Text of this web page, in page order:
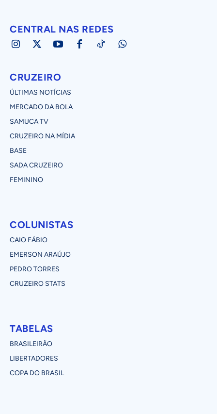
CENTRAL NAS REDES
CRUZEIRO
ÚLTIMAS NOTÍCIAS
MERCADO DA BOLA
SAMUCA TV
CRUZEIRO NA MÍDIA
BASE
SADA CRUZEIRO
FEMININO
COLUNISTAS
CAIO FÁBIO
EMERSON ARAÚJO
PEDRO TORRES
CRUZEIRO STATS
TABELAS
BRASILEIRÃO
LIBERTADORES
COPA DO BRASIL